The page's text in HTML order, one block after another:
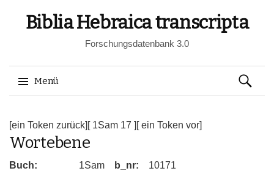
Biblia Hebraica transcripta
Forschungsdatenbank 3.0
Menü
zum
Inhalt
Suchen
nach:
[ein Token zurück] [ 1Sam 17 ] [ ein Token vor]
Wortebene
Buch: 1Sam b_nr: 10171